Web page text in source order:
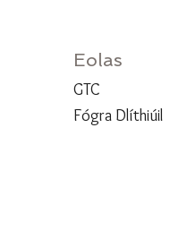
Eolas
GTC
Fógra Dlíthiúil